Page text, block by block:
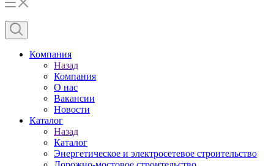
Компания
Назад
Компания
О нас
Вакансии
Новости
Каталог
Назад
Каталог
Энергетическое и электросетевое строительство